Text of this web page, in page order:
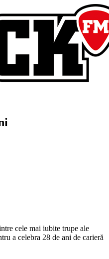
cele mai iubite trupe ale
a celebra 28 de ani de carieră